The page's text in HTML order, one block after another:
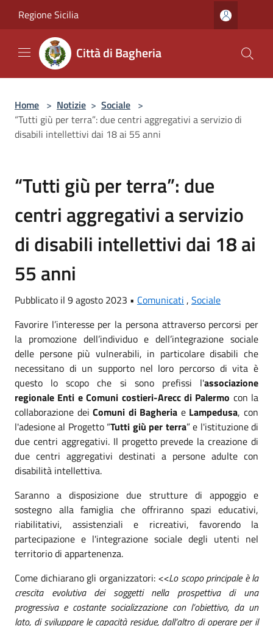
Regione Sicilia
Città di Bagheria
Home > Notizie > Sociale >
“Tutti giù per terra”: due centri aggregativi a servizio di
disabili intellettivi dai 18 ai 55 anni
“Tutti giù per terra”: due
centri aggregativi a servizio
di disabili intellettivi dai 18 ai
55 anni
Pubblicato il 9 agosto 2023 • Comunicati , Sociale
Favorire l’interesse per la persona attraverso percorsi per
la promozione dell’individuo e dell’integrazione sociale
delle persone più vulnerabili, in particolare disabili che
necessitano di un supporto nel loro percorso di vita è
questo lo scopo che si sono prefissi l'associazione
regionale Enti e Comuni costieri-Arecc di Palermo con la
collaborazione deiComuni di Bagheria e Lampedusa, con
l'adesione al Progetto “Tutti giù per terra” e l'istituzione di
due centri aggregativi. Il progetto prevede la creazione di
due centri aggregativi destinati a persone adulte con
disabilità intellettiva.
Saranno a disposizione due strutture di appoggio e
sostegno alla famiglia che offriranno spazi educativi,
riabilitativi, assistenziali e ricreativi, favorendo la
partecipazione e l'integrazione sociale degli utenti nel
territorio di appartenenza.
Come dichiarano gli organizzatori:<<Lo scopo principale è la
crescita evolutiva dei soggetti nella prospettiva di una
progressiva e costante socializzazione con l’obiettivo, da un
lato, di sviluppare le capacità residue, dall’altro di operare per il